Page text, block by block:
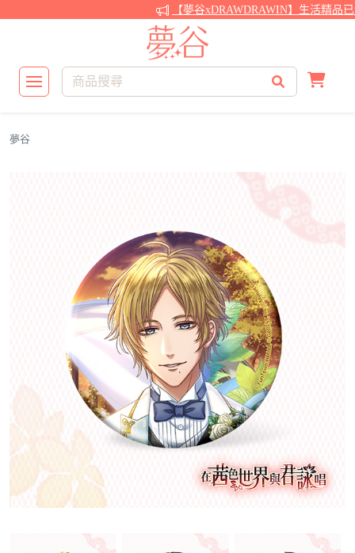
【夢谷xDRAWDRAWIN】生活精品已
夢谷